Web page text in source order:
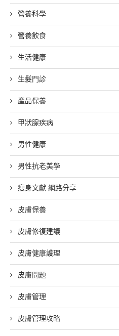
營養科學
營養飲食
生活健康
生髮門診
產品保養
甲狀腺疾病
男性健康
男性抗老美學
瘦身文獻 網路分享
皮膚保養
皮膚修復建議
皮膚健康護理
皮膚問題
皮膚管理
皮膚管理攻略